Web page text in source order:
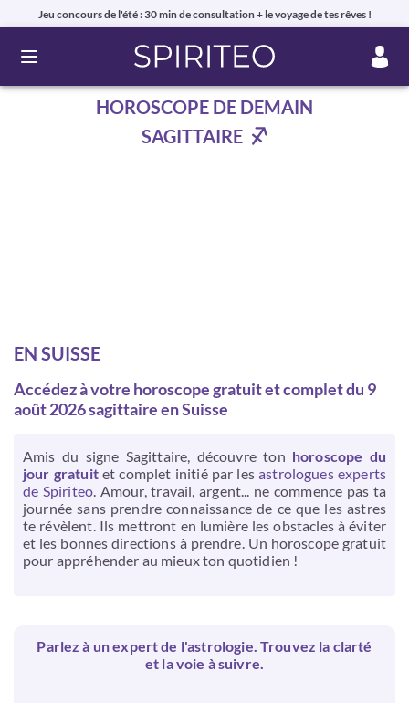
Jeu concours de l'été : 30 min de consultation + le voyage de tes rêves !
Ouvrir le menu
HOROSCOPE DE DEMAIN
SAGITTAIRE
EN SUISSE
Accédez à votre horoscope gratuit et complet du 9
août 2026 sagittaire en Suisse
Amis du signe Sagittaire, découvre ton horoscope du
jour gratuitet complet initié par lesastrologues experts
de Spiriteo. Amour, travail, argent... ne commence pas ta
journée sans prendre connaissance de ce que les astres
te révèlent. Ils mettront en lumière les obstacles à éviter
et les bonnes directions à prendre. Un horoscope gratuit
pour appréhender au mieux ton quotidien !
Parlez à un expert de l'astrologie. Trouvez la clarté
et la voie à suivre.